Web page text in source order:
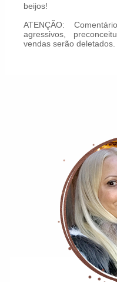
beijos!
ATENÇÃO:
agressivos,
vendas serão deletados.